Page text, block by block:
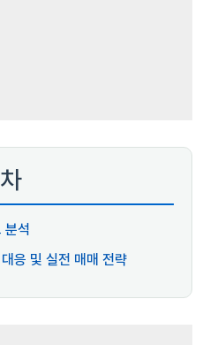
분석
응 및 실전 매매 전략